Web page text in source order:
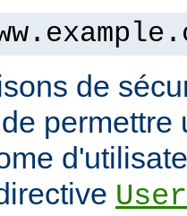
de
permettre